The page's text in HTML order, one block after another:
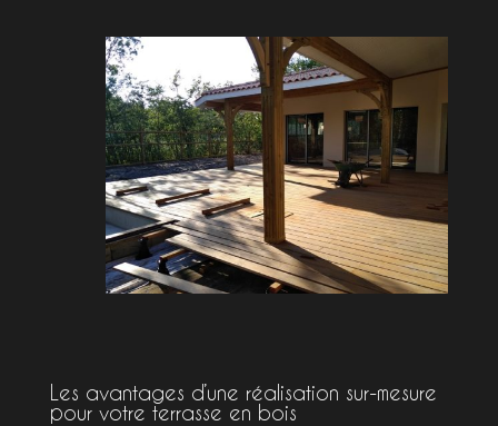
Les avantages d’une réalisation sur-mesure
pour votre terrasse en bois